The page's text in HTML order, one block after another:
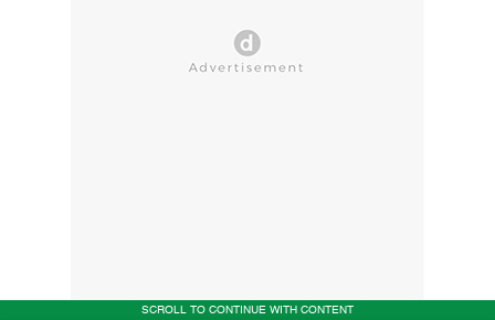
SCROLL TO CONTINUE WITH CONTENT